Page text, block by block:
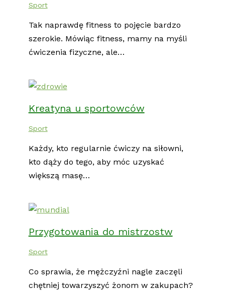
Sport
Tak naprawdę fitness to pojęcie bardzo
szerokie. Mówiąc fitness, mamy na myśli
ćwiczenia fizyczne, ale…
Kreatyna u sportowców
Sport
Każdy, kto regularnie ćwiczy na siłowni,
kto dąży do tego, aby móc uzyskać
większą masę…
Przygotowania do mistrzostw
Sport
Co sprawia, że mężczyźni nagle zaczęli
chętniej towarzyszyć żonom w zakupach?